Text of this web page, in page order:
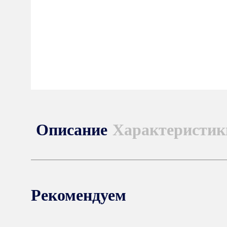
Описание
Рекомендуем